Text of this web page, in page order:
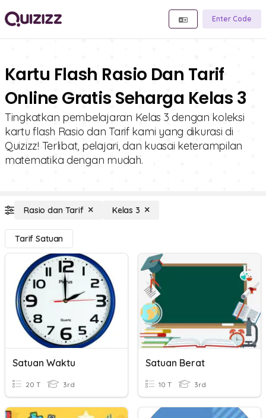
Enter Code
Kartu Flash Rasio Dan Tarif
Online Gratis Seharga Kelas 3
Tingkatkan pembelajaran Kelas 3 dengan koleksi
kartu flash Rasio dan Tarif kami yang dikurasi di
Quizizz! Terlibat, pelajari, dan kuasai keterampilan
matematika dengan mudah.
Rasio dan Tarif Kelas 3
Tarif Satuan
Satuan Waktu
20 T 3rd
Satuan Berat
10 T 3rd